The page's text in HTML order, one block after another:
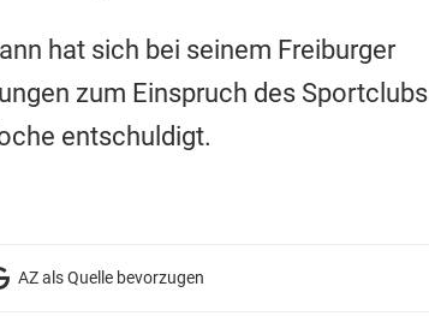
hat sich bei seinem Freiburger
zum Einspruch des Sportclubs
entschuldigt.
AZ als Quelle bevorzugen